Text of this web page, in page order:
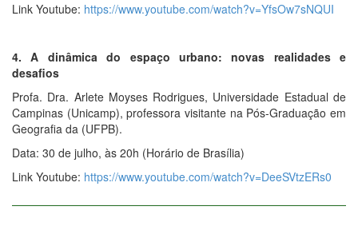
Link Youtube: https://www.youtube.com/watch?v=YfsOw7sNQUI
4. A dinâmica do espaço urbano: novas realidades e
desafios
Profa. Dra. Arlete Moyses Rodrigues, Universidade Estadual de
Campinas (Unicamp), professora visitante na Pós-Graduação em
Geografia da (UFPB).
Data: 30 de julho, às 20h (Horário de Brasília)
Link Youtube: https://www.youtube.com/watch?v=DeeSVtzERs0